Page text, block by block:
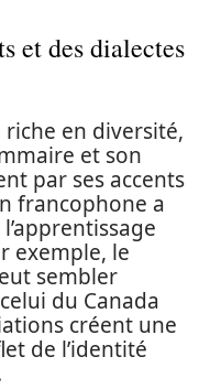
et des dialectes
en diversité,
et son
par ses accents
francophone a
exemple, le
sembler
du Canada
créent une
de l’identité